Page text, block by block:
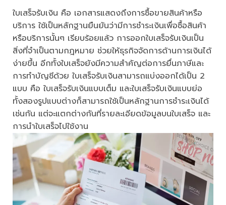
ใบเสร็จรับเงิน คือ เอกสารแสดงถึงการซื้อขายสินค้าหรือ
บริการ ใช้เป็นหลักฐานยืนยันว่ามีการชำระเงินเพื่อซื้อสินค้า
หรือบริการนั้นๆ เรียบร้อยแล้ว การออกใบเสร็จรับเงินเป็น
สิ่งที่จำเป็นตามกฎหมาย ช่วยให้ธุรกิจจัดการด้านการเงินได้
ง่ายขึ้น อีกทั้งใบเสร็จยังมีความสำคัญต่อการยื่นภาษีและ
การทำบัญชีด้วย ใบเสร็จรับเงินสามารถแบ่งออกได้เป็น 2
แบบ คือ ใบเสร็จรับเงินแบบเต็ม และใบเสร็จรับเงินแบบย่อ
ทั้งสองรูปแบบต่างก็สามารถใช้เป็นหลักฐานการชำระเงินได้
เช่นกัน แต่จะแตกต่างกันที่รายละเอียดข้อมูลบนใบเสร็จ และ
การนำใบเสร็จไปใช้งาน